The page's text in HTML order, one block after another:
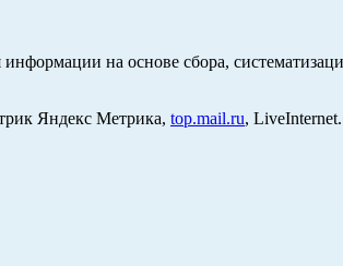
на основе сбора,
Яндекс Метрика, top.mail.ru, LiveInternet.